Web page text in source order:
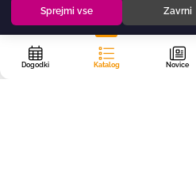
Dogodki Katalog Novice
Sprejmi vse
Zavrni